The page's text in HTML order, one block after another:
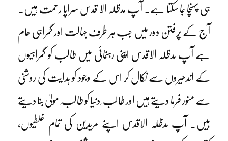
ہی پہنچا جا سکتا ہے۔ آپ مدظلہ الا قدس سراپا رحمت ہیں۔
آج کے پُرفتن دور میں جب ہر طرف جہالت اور گمراہی عام
ہے آپ مدظلہ الاقدس اپنی رہنمائی میں طالب کو گمراہیوں
کے اندھیروں سے نکال کر اس کے وجود کو ہدایت کی روشنی
سے منور فرما دیتے ہیں اور طالب ِ دنیا کو طالب ِ مولیٰ بنا دیتے
ہیں۔ آپ مدظلہ الاقدس اپنے مریدین کی تمام غلطیوں،